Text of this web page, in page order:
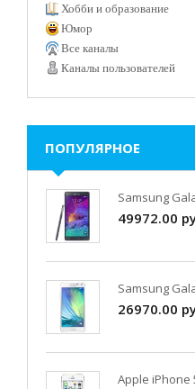
Хобби и образование
Юмор
Все каналы
Каналы пользователей
ПОПУЛЯРНОЕ
Samsung
49972.00
Samsung
26970.00
Apple iPhone